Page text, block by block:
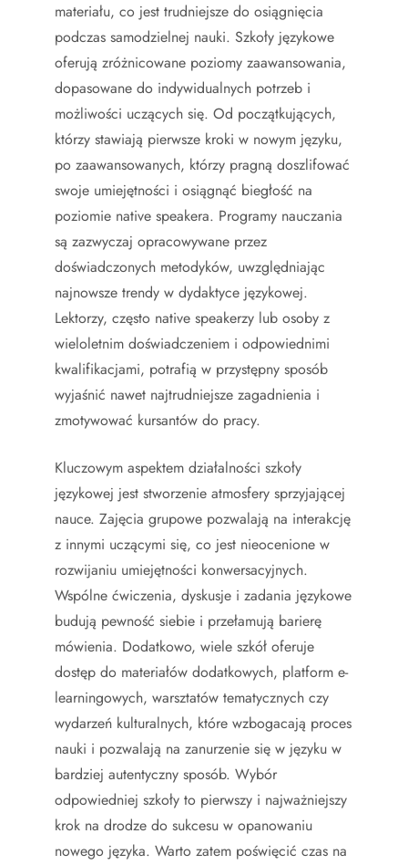
materiału, co jest trudniejsze do osiągnięcia
podczas samodzielnej nauki. Szkoły językowe
oferują zróżnicowane poziomy zaawansowania,
dopasowane do indywidualnych potrzeb i
możliwości uczących się. Od początkujących,
którzy stawiają pierwsze kroki w nowym języku,
po zaawansowanych, którzy pragną doszlifować
swoje umiejętności i osiągnąć biegłość na
poziomie native speakera. Programy nauczania
są zazwyczaj opracowywane przez
doświadczonych metodyków, uwzględniając
najnowsze trendy w dydaktyce językowej.
Lektorzy, często native speakerzy lub osoby z
wieloletnim doświadczeniem i odpowiednimi
kwalifikacjami, potrafią w przystępny sposób
wyjaśnić nawet najtrudniejsze zagadnienia i
zmotywować kursantów do pracy.
Kluczowym aspektem działalności szkoły
językowej jest stworzenie atmosfery sprzyjającej
nauce. Zajęcia grupowe pozwalają na interakcję
z innymi uczącymi się, co jest nieocenione w
rozwijaniu umiejętności konwersacyjnych.
Wspólne ćwiczenia, dyskusje i zadania językowe
budują pewność siebie i przełamują barierę
mówienia. Dodatkowo, wiele szkół oferuje
dostęp do materiałów dodatkowych, platform e-
learningowych, warsztatów tematycznych czy
wydarzeń kulturalnych, które wzbogacają proces
nauki i pozwalają na zanurzenie się w języku w
bardziej autentyczny sposób. Wybór
odpowiedniej szkoły to pierwszy i najważniejszy
krok na drodze do sukcesu w opanowaniu
nowego języka. Warto zatem poświęcić czas na